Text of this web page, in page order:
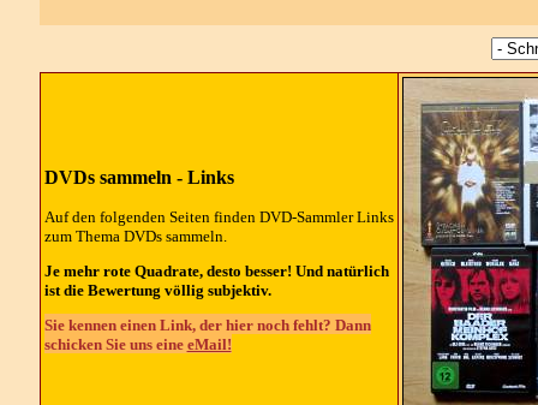
DVDs sammeln - Links
Auf den folgenden Seiten finden DVD-Sammler Links
zum Thema DVDs sammeln.
Je mehr rote Quadrate, desto besser! Und natürlich
ist die Bewertung völlig subjektiv.
Sie kennen einen Link, der hier noch fehlt? Dann
schicken Sie uns eine eMail!